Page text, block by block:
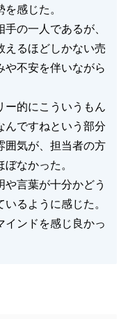
感じた。
の一人であるが、
えるほどしかない売
や不安を伴いながら
ー的にこういうもん
んですねという部分
囲気が、担当者の方
なかった。
言葉が十分かどう
るように感じた。
インドを感じ良かっ